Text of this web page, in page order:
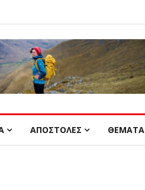
ΑΠΟΣΤΟΛΕΣ ΘΕΜΑΤΑ